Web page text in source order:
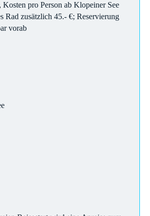
Kosten pro Person ab Klopeiner See
Rad zusätzlich 45.- €; Reservierung
vorab